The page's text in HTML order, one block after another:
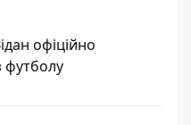
офіційно
футболу